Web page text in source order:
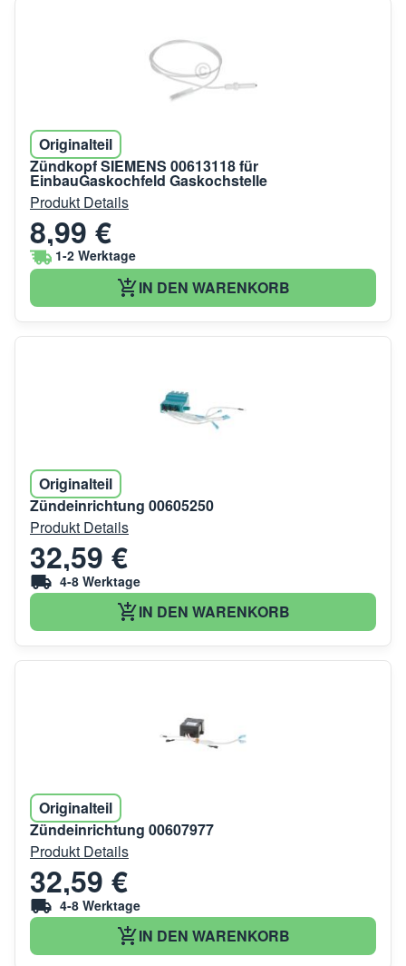
Originalteil
Zündkopf SIEMENS 00613118 für
EinbauGaskochfeld Gaskochstelle
Produkt Details
8,99 €
1-2 Werktage
IN DEN WARENKORB
Originalteil
Zündeinrichtung 00605250
Produkt Details
32,59 €
4-8 Werktage
IN DEN WARENKORB
Originalteil
Zündeinrichtung 00607977
Produkt Details
32,59 €
4-8 Werktage
IN DEN WARENKORB